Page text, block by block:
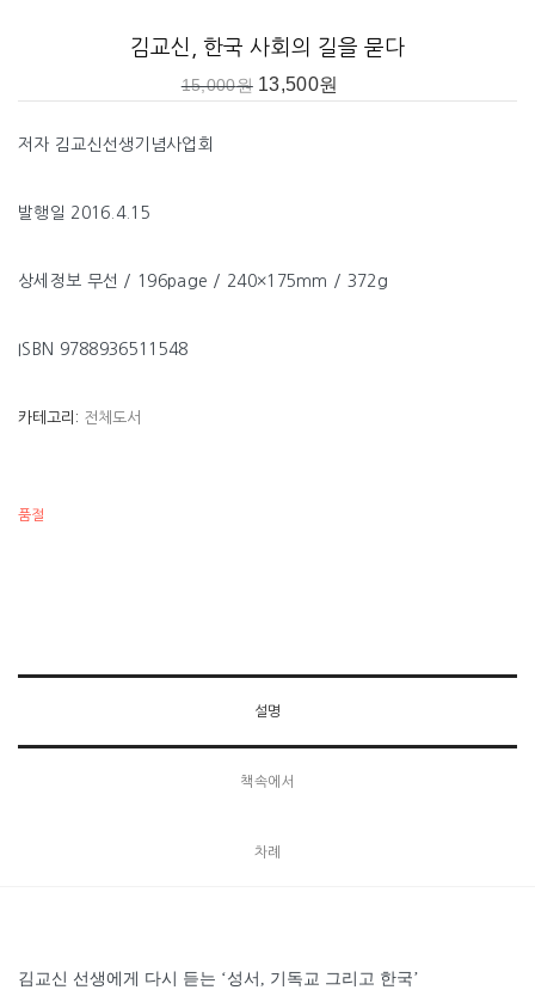
김교신, 한국 사회의 길을 묻다
15,000원 13,500원
저자 김교신선생기념사업회
발행일 2016.4.15
상세정보 무선 / 196page / 240×175mm / 372g
ISBN 9788936511548
카테고리: 전체도서
품절
설명
책속에서
차례
김교신 선생에게 다시 듣는 ‘성서, 기독교 그리고 한국’